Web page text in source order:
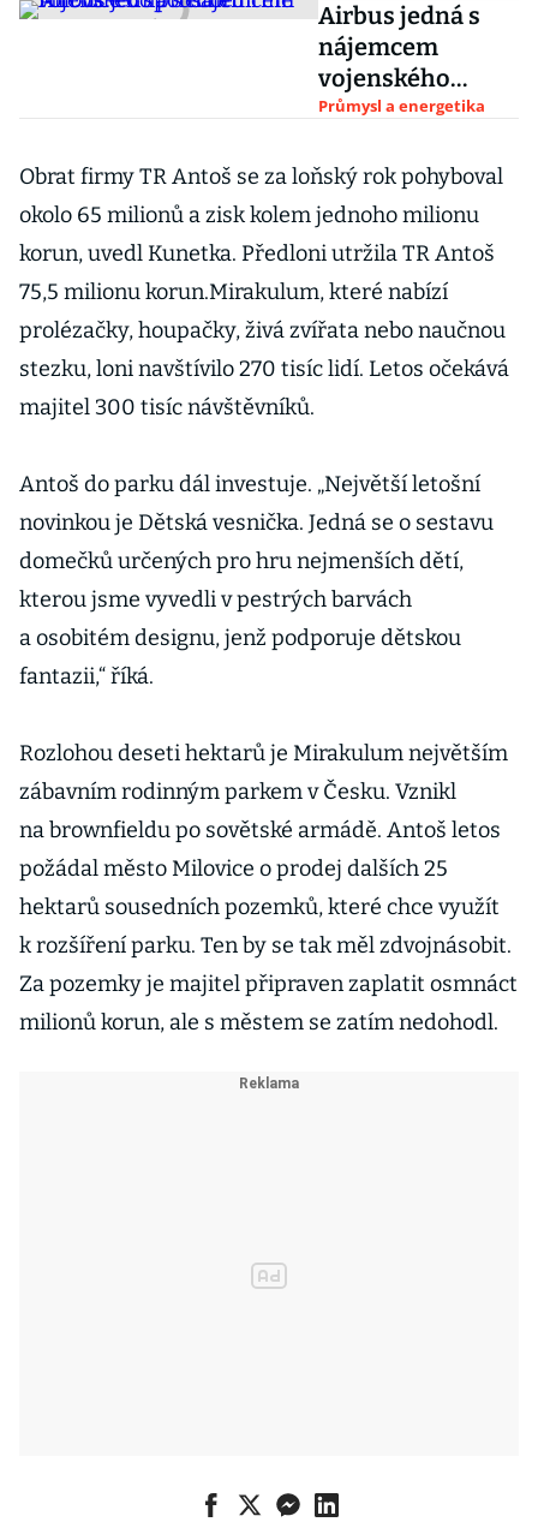
Airbus jedná s
nájemcem
vojenského
prostoru
společné firmě
Průmysl a energetika
Obrat firmy TR Antoš se za loňský rok pohyboval
okolo 65 milionů a zisk kolem jednoho milionu
korun, uvedl Kunetka. Předloni utržila TR Antoš
75,5 milionu korun.Mirakulum, které nabízí
prolézačky, houpačky, živá zvířata nebo naučnou
stezku, loni navštívilo 270 tisíc lidí. Letos očekává
majitel 300 tisíc návštěvníků.
Antoš do parku dál investuje. „Největší letošní
novinkou je Dětská vesnička. Jedná se o sestavu
domečků určených pro hru nejmenších dětí,
kterou jsme vyvedli v pestrých barvách
a osobitém designu, jenž podporuje dětskou
fantazii,“ říká.
Rozlohou deseti hektarů je Mirakulum největším
zábavním rodinným parkem v Česku. Vznikl
na brownfieldu po sovětské armádě. Antoš letos
požádal město Milovice o prodej dalších 25
hektarů sousedních pozemků, které chce využít
k rozšíření parku. Ten by se tak měl zdvojnásobit.
Za pozemky je majitel připraven zaplatit osmnáct
milionů korun, ale s městem se zatím nedohodl.